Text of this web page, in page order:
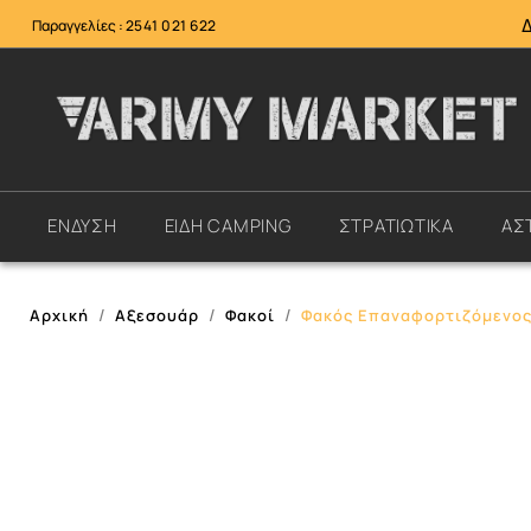
Παραγγελίες :2541 021 622
ΕΝΔΥΣΗ ΕΙΔΗ CAMPING ΣΤΡΑΤΙΩΤΙΚΑ
Αρχική Αξεσουάρ Φακοί Φακός